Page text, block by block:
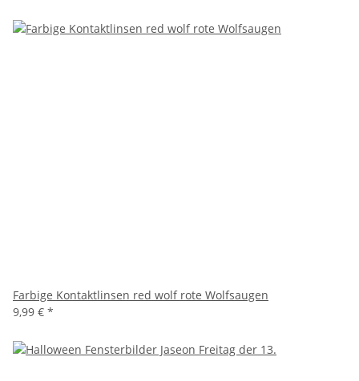
Farbige Kontaktlinsen red wolf rote Wolfsaugen
9,99 € *